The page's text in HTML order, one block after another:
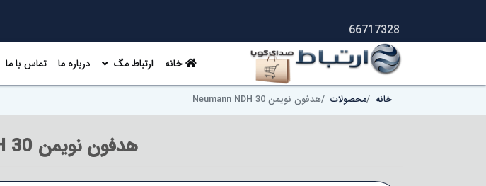
66717328
خانه ارتباط مگ درباره ما تماس با ما
خانه محصولات هدفون نویمن Neumann NDH 30
هدفون نویمن Neumann NDH 30